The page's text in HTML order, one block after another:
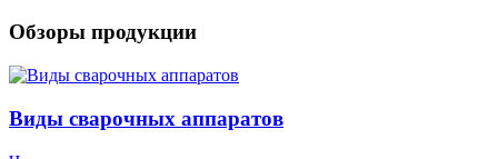
Обзоры продукции
Виды сварочных аппаратов